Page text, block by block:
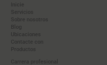
Inicie
Servicios
Sobre nosotros
Blog
Ubicaciones
Contacte con
Productos
Carrera profesional